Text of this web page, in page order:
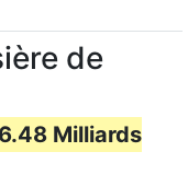
de
Milliards